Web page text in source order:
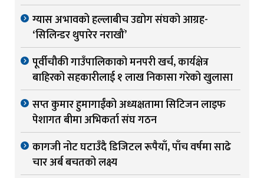
ग्यास अभावको हल्लाबीच उद्योग संघको आग्रह-
‘सिलिन्डर थुपारेर नराखौं’
पूर्वीचौकी गाउँपालिकाको मनपरी खर्च, कार्यक्षेत्र
बाहिरको सहकारीलाई १ लाख निकासा गरेको खुलासा
सप्त कुमार हुमागाईंको अध्यक्षतामा सिटिजन लाइफ
पेशागत बीमा अभिकर्ता संघ गठन
कागजी नोट घटाउँदै डिजिटल रूपैयाँ, पाँच वर्षमा साढे
चार अर्ब बचतको लक्ष्य